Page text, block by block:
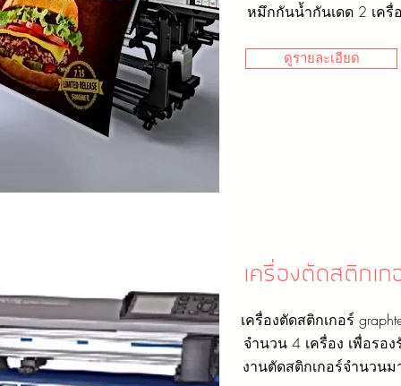
หมึกกันน้ำกันเดด 2 เครื่
ดูรายละเอียด
เครื่องตัดสติกเก
เครื่องตัดสติกเกอร์
จำนวน 4 เครื่อง เพื่อรอง
งานตัดสติกเกอร์จำนวนม